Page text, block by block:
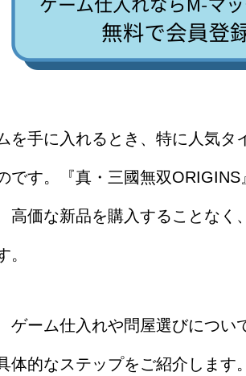
を手に入れるとき、特に人気
です。『真・三國無双
高価な新品を購入することな
。
ゲーム仕入れや問屋選びについ
体的なステップをご紹介します